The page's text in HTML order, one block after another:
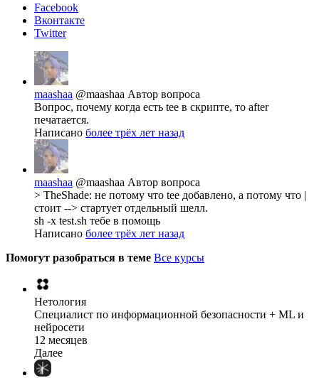
Facebook
Вконтакте
Twitter
maashaa @maashaa Автор вопроса
Вопрос, почему когда есть tee в скрипте, то after
печатается.
Написано более трёх лет назад
maashaa @maashaa Автор вопроса
> TheShade: не потому что tee добавлено, а потому что |
стоит --> стартует отдельный шелл.
sh -x test.sh тебе в помощь
Написано более трёх лет назад
Помогут разобраться в теме Все курсы
Нетология
Специалист по информационной безопасности + ML и
нейросети
12 месяцев
Далее